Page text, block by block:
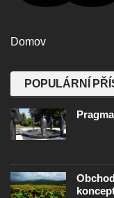
Domov
POPULÁRNÍ